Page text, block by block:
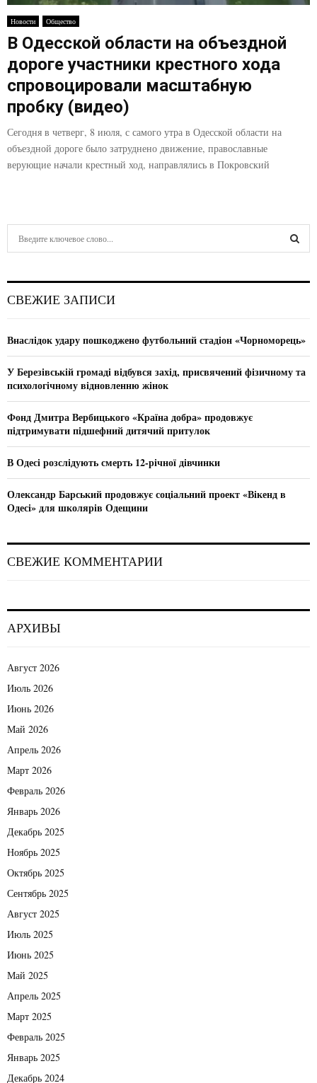
E
N
U
Новости Общество
В Одесской области на объездной
дороге участники крестного хода
спровоцировали масштабную
пробку (видео)
Сегодня в четверг, 8 июля, с самого утра в Одесской области на
объездной дороге было затруднено движение, православные
верующие начали крестный ход, направлялись в Покровский
h
o
:
C
СВЕЖИЕ ЗАПИСИ
Внаслідок удару пошкоджено футбольний стадіон «Чорноморець»
У Березівській громаді відбувся захід, присвячений фізичному та
психологічному відновленню жінок
Фонд Дмитра Вербицького «Країна добра» продовжує
підтримувати підшефний дитячий притулок
В Одесі розслідують смерть 12-річної дівчинки
Олександр Барський продовжує соціальний проект «Вікенд в
Одесі» для школярів Одещини
СВЕЖИЕ КОММЕНТАРИИ
АРХИВЫ
Август 2026
Июль 2026
Июнь 2026
Май 2026
Апрель 2026
Март 2026
Февраль 2026
Январь 2026
Декабрь 2025
Ноябрь 2025
Октябрь 2025
Сентябрь 2025
Август 2025
Июль 2025
Июнь 2025
Май 2025
Апрель 2025
Март 2025
Февраль 2025
Январь 2025
Декабрь 2024